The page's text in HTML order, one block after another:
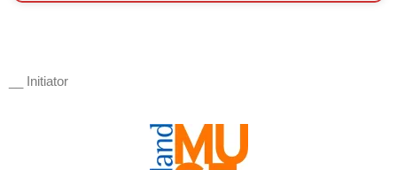
__ Initiator